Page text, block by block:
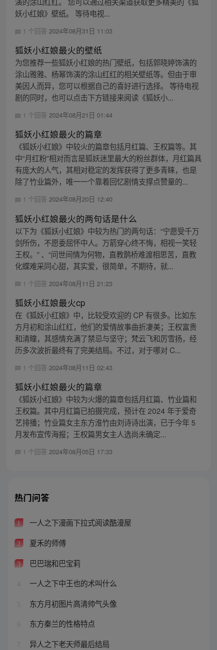
妖小红娘》壁纸。 等待电视...
1 个回答 2024年08月31日 11:03
狐妖小红娘最火的壁纸
为您推荐一些狐妖小红娘的热门壁纸，包括郭晓婷饰演的
涂山雅雅、杨幂饰演的涂山红红的相关壁纸等。但由于审
美因人而异，您可以根据自己的喜好进行选择。 等待电视
剧的同时，也可以点击下方链接来阅读《狐妖小...
1 个回答 2024年08月21日 01:44
狐妖小红娘最火的篇章
《狐妖小红娘》中较火的篇章包括月红篇、王权篇等。其
中“月红粉”相对而言是狐妖迷里最大的粉丝群体，月红篇具
有庞大的人气，其相对稳定的发挥获得了更多青睐，也是
除了竹业篇外，唯一一个靠着回忆剧情支撑点赞量的...
1 个回答 2024年08月20日 12:40
狐妖小红娘最火的两句话是什么
以下为《狐妖小红娘》中较为热门的两句话：“宁愿受千万
剑所伤，不愿委屈怀中人。万箭穿心终不悔，相视一笑轻
王权。” 、“问世间情为何物，直教鹊桥难渡相思苦，直教
化蝶难采同心甜，其实爱，很简单，不期待，就...
1 个回答 2024年08月11日 21:23
狐妖小红娘最火cp
在《狐妖小红娘》中，比较受欢迎的 CP 有很多。比如东
方月初和涂山红红，他们的爱情故事曲折凄美；王权富贵
和清瞳，其感情充满了禁忌与坚守；梵云飞和厉雪扬，经
历多次波折最终有了完美结局。不过，对于哪对 C...
1 个回答 2024年08月11日 02:43
狐妖小红娘最火的篇章
《狐妖小红娘》中较为火爆的篇章包括月红篇、竹业篇和
王权篇。其中月红篇已拍摄完成，预计在 2024 年于爱奇
艺排播；竹业篇女主东方淮竹由刘诗诗出演，已于今年 5
月发布宣传海报；王权篇男女主人选尚未确定...
1 个回答 2024年08月05日 17:33
热门问答
1 一人之下漫画下拉式阅读酷漫屋
2 夏禾的师傅
3 巴巴瑞和巴宝莉
4 一人之下中王也的术叫什么
5 东方月初图片高清帅气头像
6 东方秦兰的性格特点
7 异人之下老天师最后结局